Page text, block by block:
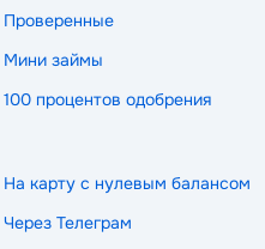
Проверенные
Мини займы
100 процентов одобрения
На карту с нулевым балансом
Через Телеграм